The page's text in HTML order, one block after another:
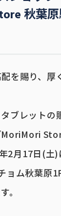
秋葉原
を賜り、厚
ブレットの
MoriMori
2月17日(土)
ョム秋葉原
。